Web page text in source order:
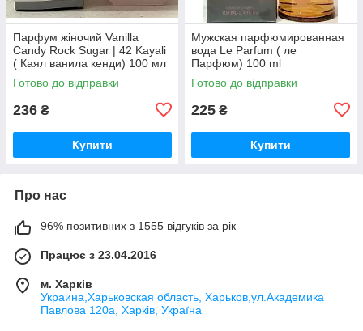
Парфум жіночий Vanilla
Candy Rock Sugar | 42 Kayali
( Каял ванила кенди) 100 мл
Готово до відправки
236 ₴
Купити
Мужская парфюмированная
вода Le Parfum ( ле
Парфюм) 100 ml
Готово до відправки
225 ₴
Купити
Про нас
96% позитивних з 1555 відгуків за рік
Працює з 23.04.2016
м. Харків
Украина,Харьковская область, Харьков,ул.Академика
Павлова 120а, Харків, Україна